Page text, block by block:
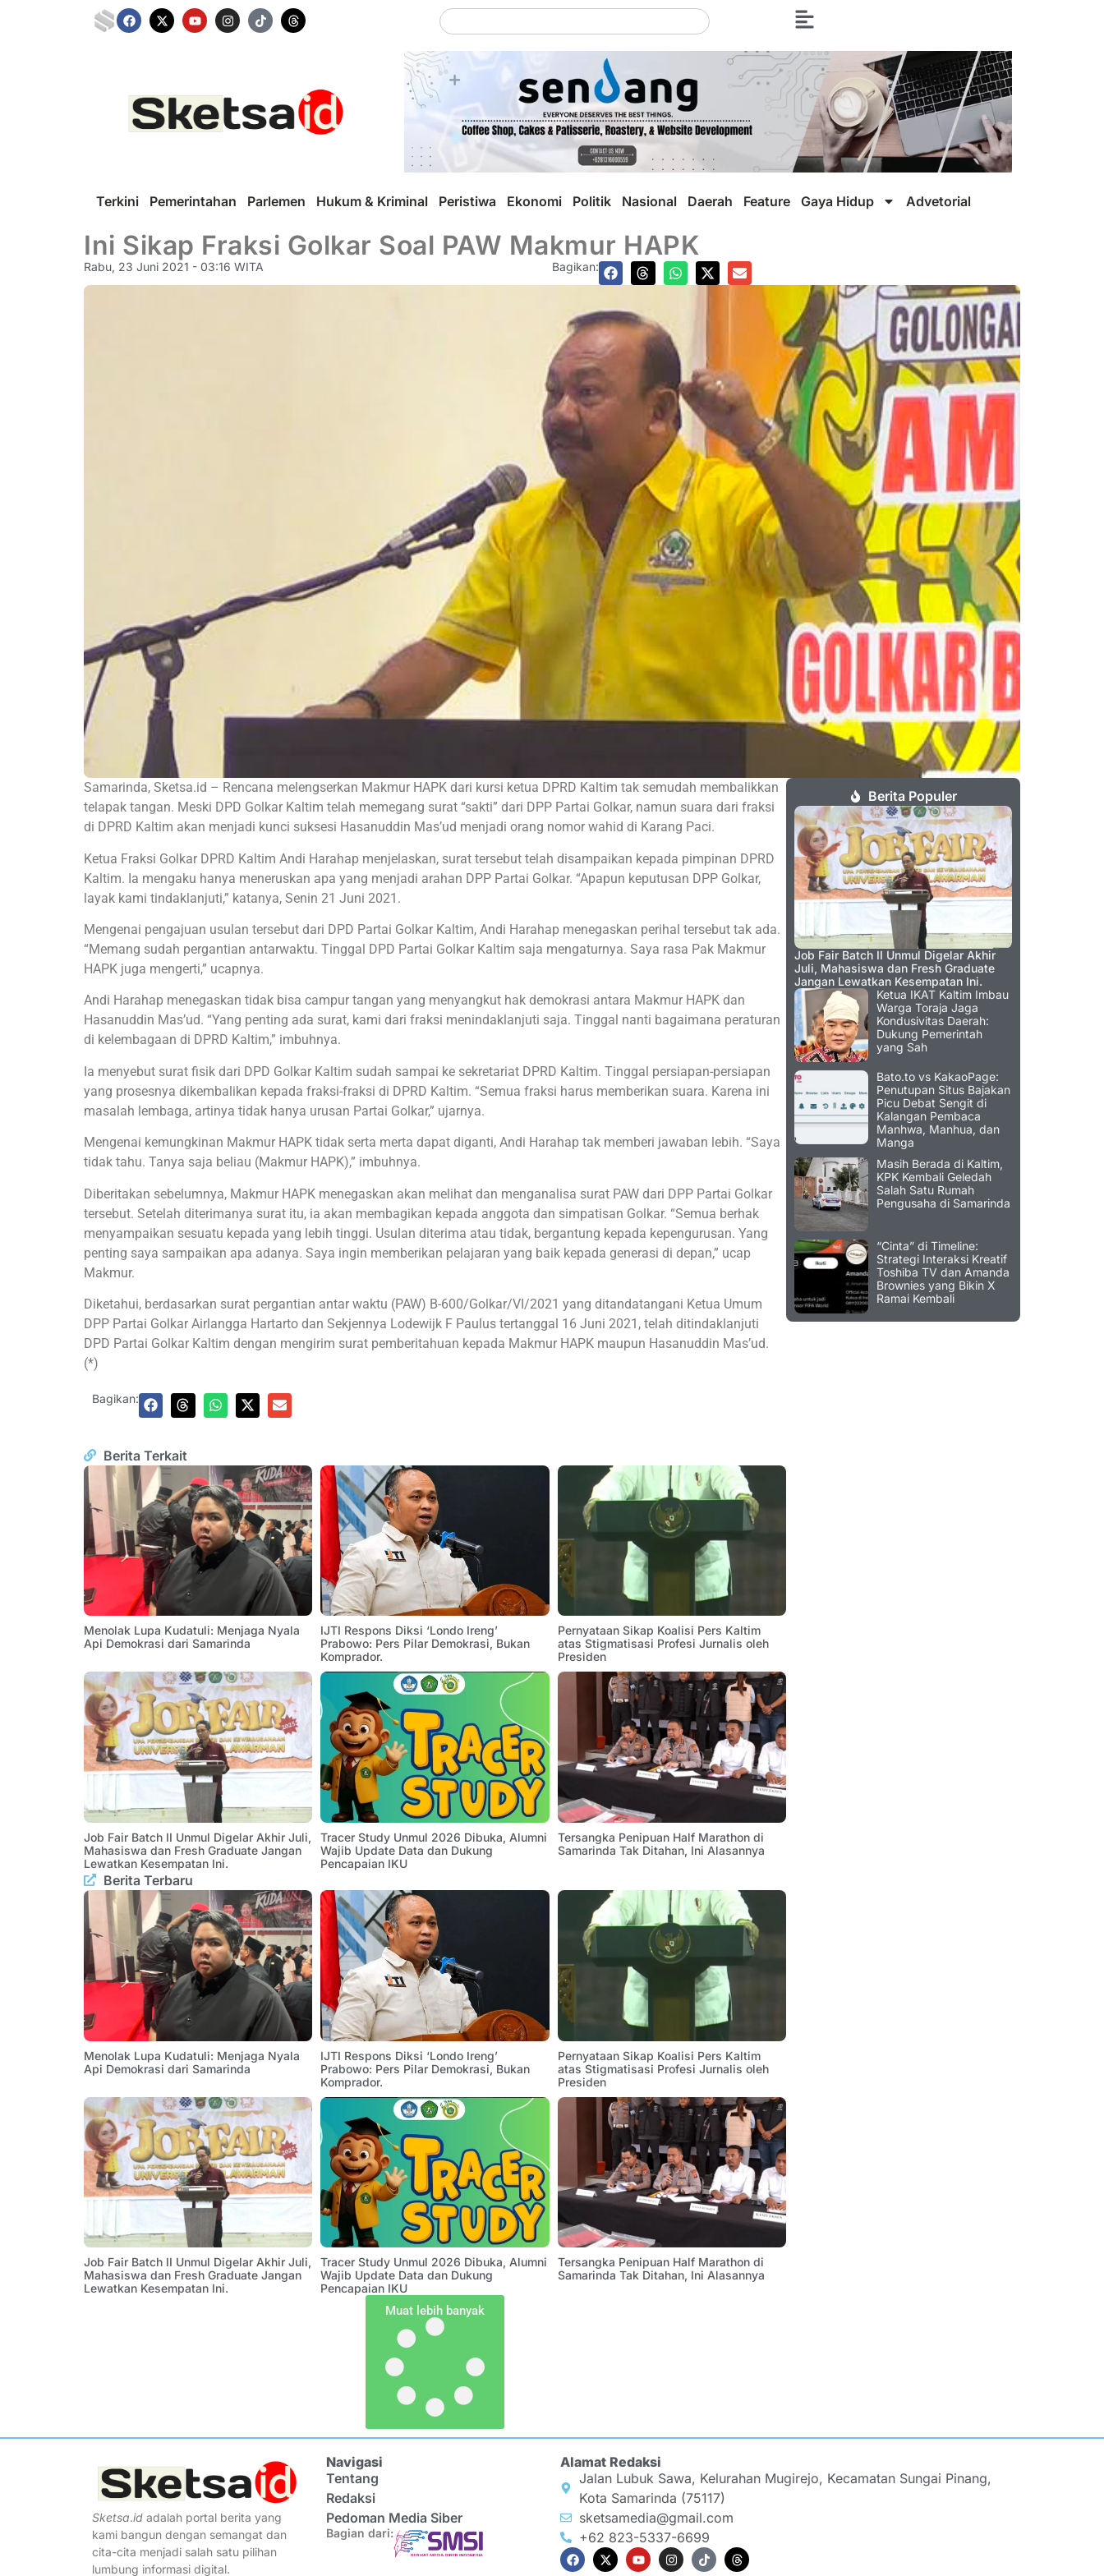
Terkini Pemerintahan Parlemen Hukum & Kriminal Peristiwa Ekonomi Politik Nasional Daerah Feature Gaya Hidup Advetorial
Ini Sikap Fraksi Golkar Soal PAW Makmur HAPK
Rabu, 23 Juni 2021 - 03:16 WITA Bagikan:
Samarinda, Sketsa.id – Rencana melengserkan Makmur HAPK dari kursi ketua DPRD Kaltim tak semudah membalikkan
telapak tangan. Meski DPD Golkar Kaltim telah memegang surat “sakti” dari DPP Partai Golkar, namun suara dari fraksi
di DPRD Kaltim akan menjadi kunci suksesi Hasanuddin Mas’ud menjadi orang nomor wahid di Karang Paci.
Ketua Fraksi Golkar DPRD Kaltim Andi Harahap menjelaskan, surat tersebut telah disampaikan kepada pimpinan DPRD
Kaltim. Ia mengaku hanya meneruskan apa yang menjadi arahan DPP Partai Golkar. “Apapun keputusan DPP Golkar,
layak kami tindaklanjuti,” katanya, Senin 21 Juni 2021.
Mengenai pengajuan usulan tersebut dari DPD Partai Golkar Kaltim, Andi Harahap menegaskan perihal tersebut tak ada.
“Memang sudah pergantian antarwaktu. Tinggal DPD Partai Golkar Kaltim saja mengaturnya. Saya rasa Pak Makmur
HAPK juga mengerti,” ucapnya.
Andi Harahap menegaskan tidak bisa campur tangan yang menyangkut hak demokrasi antara Makmur HAPK dan
Hasanuddin Mas’ud. “Yang penting ada surat, kami dari fraksi menindaklanjuti saja. Tinggal nanti bagaimana peraturan
di kelembagaan di DPRD Kaltim,” imbuhnya.
Ia menyebut surat fisik dari DPD Golkar Kaltim sudah sampai ke sekretariat DPRD Kaltim. Tinggal persiapan-persiapan
yang prosesnya dikembalikan kepada fraksi-fraksi di DPRD Kaltim. “Semua fraksi harus memberikan suara. Karena ini
masalah lembaga, artinya tidak hanya urusan Partai Golkar,” ujarnya.
Mengenai kemungkinan Makmur HAPK tidak serta merta dapat diganti, Andi Harahap tak memberi jawaban lebih. “Saya
tidak tahu. Tanya saja beliau (Makmur HAPK),” imbuhnya.
Diberitakan sebelumnya, Makmur HAPK menegaskan akan melihat dan menganalisa surat PAW dari DPP Partai Golkar
tersebut. Setelah diterimanya surat itu, ia akan membagikan kepada anggota dan simpatisan Golkar. “Semua berhak
menyampaikan sesuatu kepada yang lebih tinggi. Usulan diterima atau tidak, bergantung kepada kepengurusan. Yang
penting saya sampaikan apa adanya. Saya ingin memberikan pelajaran yang baik kepada generasi di depan,” ucap
Makmur.
Diketahui, berdasarkan surat pergantian antar waktu (PAW) B-600/Golkar/VI/2021 yang ditandatangani Ketua Umum
DPP Partai Golkar Airlangga Hartarto dan Sekjennya Lodewijk F Paulus tertanggal 16 Juni 2021, telah ditindaklanjuti
DPD Partai Golkar Kaltim dengan mengirim surat pemberitahuan kepada Makmur HAPK maupun Hasanuddin Mas’ud.
(*)
Bagikan:
Berita Terkait
Menolak Lupa Kudatuli: Menjaga Nyala
Api Demokrasi dari Samarinda
IJTI Respons Diksi ‘Londo Ireng’
Prabowo: Pers Pilar Demokrasi, Bukan
Komprador.
Pernyataan Sikap Koalisi Pers Kaltim
atas Stigmatisasi Profesi Jurnalis oleh
Presiden
Job Fair Batch II Unmul Digelar Akhir Juli,
Mahasiswa dan Fresh Graduate Jangan
Lewatkan Kesempatan Ini.
Tracer Study Unmul 2026 Dibuka, Alumni
Wajib Update Data dan Dukung
Pencapaian IKU
Tersangka Penipuan Half Marathon di
Samarinda Tak Ditahan, Ini Alasannya
Berita Terbaru
Menolak Lupa Kudatuli: Menjaga Nyala
Api Demokrasi dari Samarinda
IJTI Respons Diksi ‘Londo Ireng’
Prabowo: Pers Pilar Demokrasi, Bukan
Komprador.
Pernyataan Sikap Koalisi Pers Kaltim
atas Stigmatisasi Profesi Jurnalis oleh
Presiden
Job Fair Batch II Unmul Digelar Akhir Juli,
Mahasiswa dan Fresh Graduate Jangan
Lewatkan Kesempatan Ini.
Tracer Study Unmul 2026 Dibuka, Alumni
Wajib Update Data dan Dukung
Pencapaian IKU
Tersangka Penipuan Half Marathon di
Samarinda Tak Ditahan, Ini Alasannya
Muat lebih banyak
Berita Populer
Job Fair Batch II Unmul Digelar Akhir
Juli, Mahasiswa dan Fresh Graduate
Jangan Lewatkan Kesempatan Ini.
Ketua IKAT Kaltim Imbau
Warga Toraja Jaga
Kondusivitas Daerah:
Dukung Pemerintah
yang Sah
Bato.to vs KakaoPage:
Penutupan Situs Bajakan
Picu Debat Sengit di
Kalangan Pembaca
Manhwa, Manhua, dan
Manga
Masih Berada di Kaltim,
KPK Kembali Geledah
Salah Satu Rumah
Pengusaha di Samarinda
“Cinta” di Timeline:
Strategi Interaksi Kreatif
Toshiba TV dan Amanda
Brownies yang Bikin X
Ramai Kembali
Sketsa.id adalah portal berita yang
kami bangun dengan semangat dan
cita-cita menjadi salah satu pilihan
lumbung informasi digital.
Navigasi
Tentang
Redaksi
Pedoman Media Siber
Bagian dari:
Alamat Redaksi
Jalan Lubuk Sawa, Kelurahan Mugirejo, Kecamatan Sungai Pinang,
Kota Samarinda (75117)
sketsamedia@gmail.com
+62 823-5337-6699